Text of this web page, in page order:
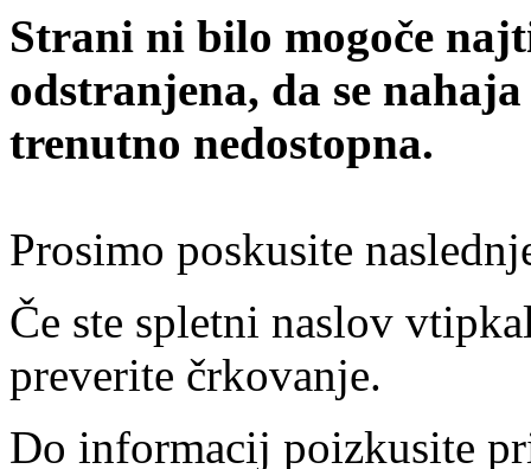
Strani ni bilo mogoče
odstranjena, da se
trenutno nedostopna.
Prosimo poskusite
Če ste spletni naslov
preverite črkovanje.
Do informacij poizkusite